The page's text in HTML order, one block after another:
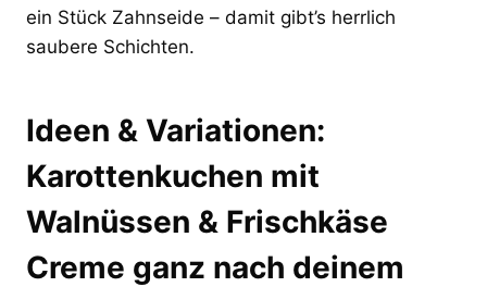
ein Stück Zahnseide – damit gibt’s herrlich
saubere Schichten.
Ideen & Variationen:
Karottenkuchen mit
Walnüssen & Frischkäse
Creme ganz nach deinem